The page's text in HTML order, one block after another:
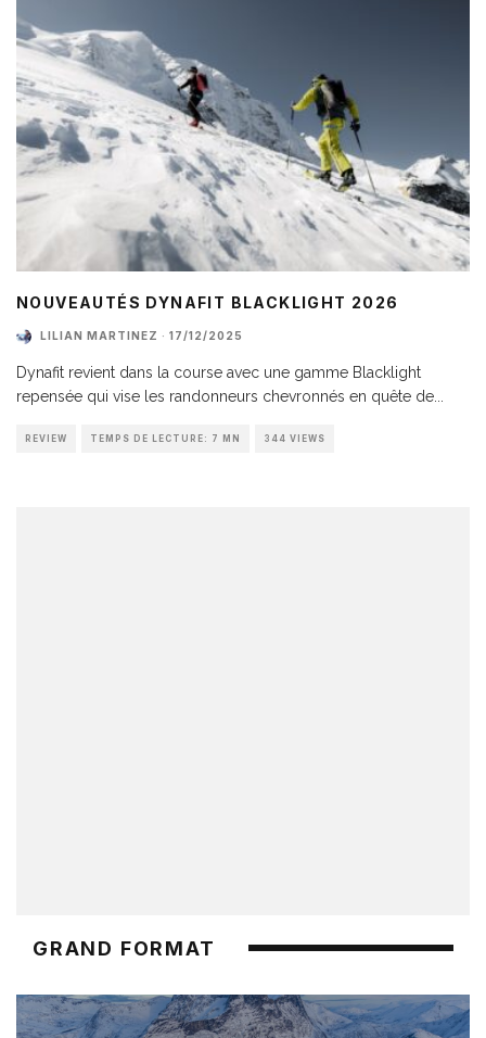
NOUVEAUTÉS DYNAFIT BLACKLIGHT 2026
LILIAN MARTINEZ · 17/12/2025
Dynafit revient dans la course avec une gamme Blacklight
repensée qui vise les randonneurs chevronnés en quête de
REVIEW TEMPS DE LECTURE: 7 MN 344 VIEWS
GRAND FORMAT